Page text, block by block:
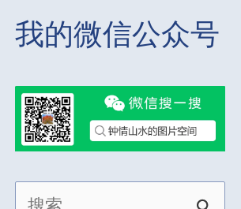
我的微信公众号
搜